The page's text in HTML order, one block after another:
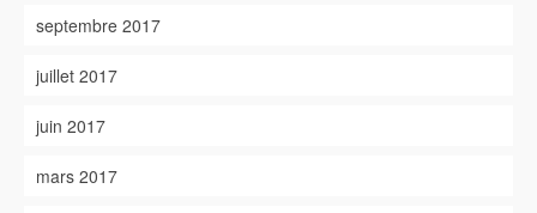
septembre 2017
juillet 2017
juin 2017
mars 2017